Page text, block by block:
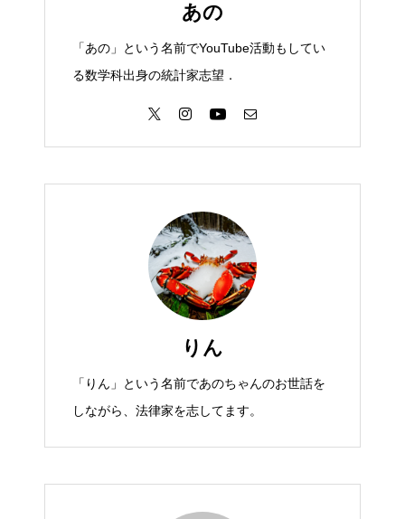
あの
「あの」という名前でYouTube活動もしてい
る数学科出身の統計家志望．
りん
「りん」という名前であのちゃんのお世話を
しながら、法律家を志してます。